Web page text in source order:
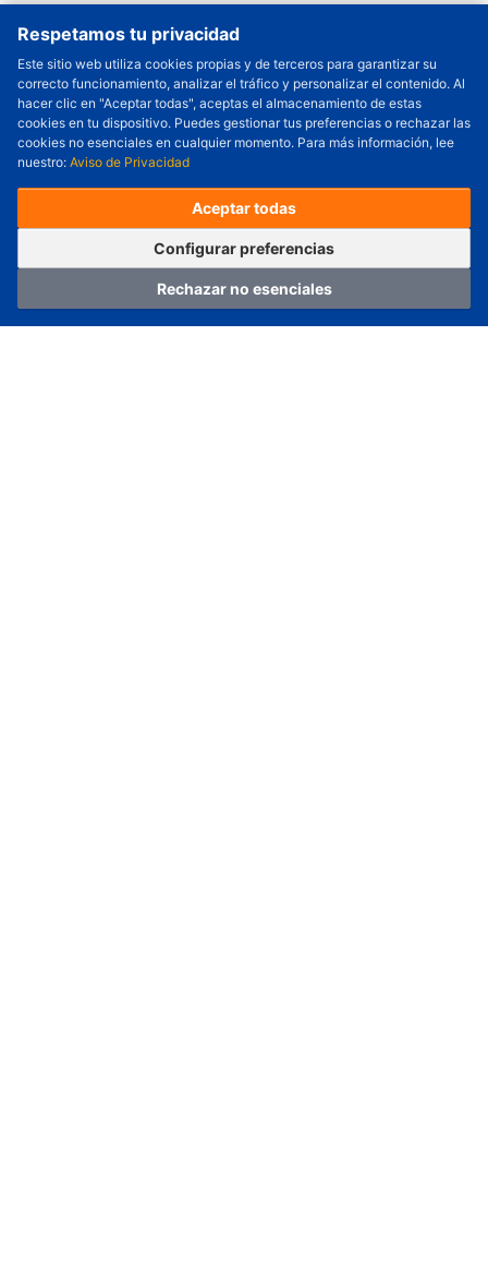
Respetamos tu privacidad
Este sitio web utiliza cookies propias y de terceros para garantizar su
correcto funcionamiento, analizar el tráfico y personalizar el contenido. Al
hacer clic en "Aceptar todas", aceptas el almacenamiento de estas
cookies en tu dispositivo. Puedes gestionar tus preferencias o rechazar las
cookies no esenciales en cualquier momento. Para más información, lee
nuestro: Aviso de Privacidad
Aceptar todas
Configurar preferencias
Rechazar no esenciales
Cantidad a Ordenar - +
Revisar precio y fecha de envío
Precio unitario (USD) :---
(con IVA (USD)) :--- (con IVA (USD)) :---
---
Pedir ahora
Agregar al carrito